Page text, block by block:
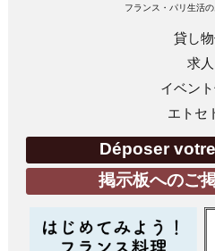
フランス・パリ生活
貸し
求人
イベン
エトセ
Déposer
掲示板へのご